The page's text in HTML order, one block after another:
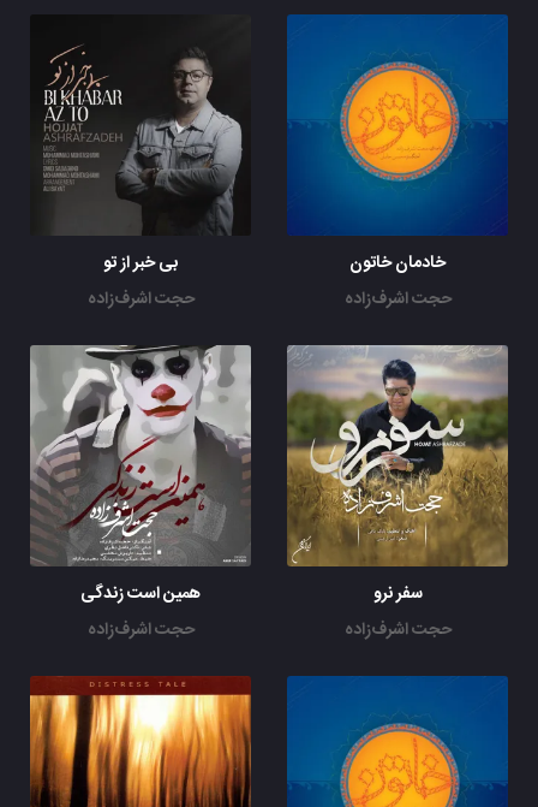
خادمان خاتون
حجت اشرف‌زاده
بی خبر از تو
حجت اشرف‌زاده
سفر نرو
حجت اشرف‌زاده
همین است زندگی
حجت اشرف‌زاده